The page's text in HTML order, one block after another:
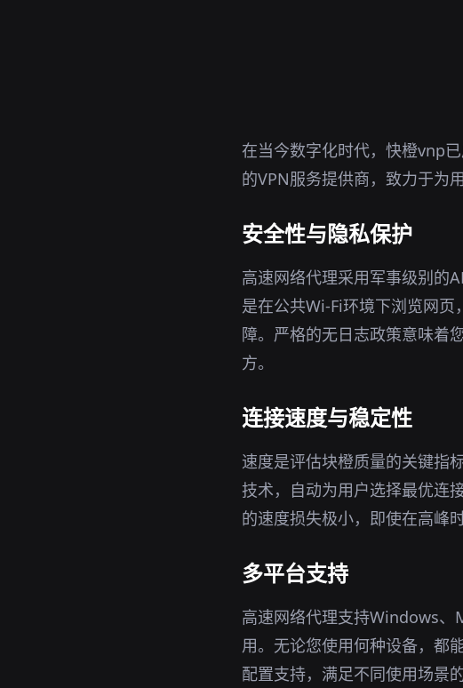
在当今数字化时代，快橙vnp
的VPN服务提供商，致力于为
安全性与隐私保护
高速网络代理采用军事级别的
是在公共Wi-Fi环境下浏览网
障。严格的无日志政策意味着
方。
连接速度与稳定性
速度是评估块橙质量的关键指
技术，自动为用户选择最优连
的速度损失极小，即使在高峰
多平台支持
高速网络代理支持Windows、
用。无论您使用何种设备，都
配置支持，满足不同使用场景的